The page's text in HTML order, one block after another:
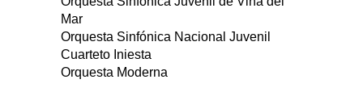
Mar
Orquesta Sinfónica Nacional Juvenil
Cuarteto Iniesta
Orquesta Moderna